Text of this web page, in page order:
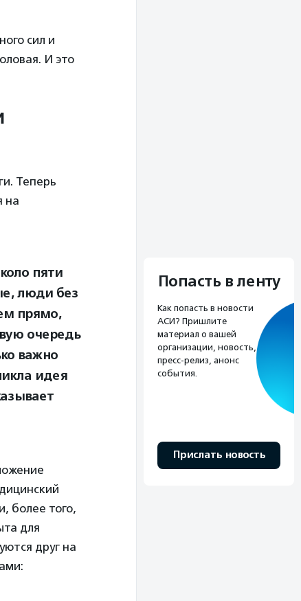
сил и
И это
Теперь
на
пяти
люди без
прямо,
очередь
важно
идея
более того,
для
друг на
Попасть в ленту
Как попасть в новости
АСИ? Пришлите
материал о вашей
организации, новость,
пресс-релиз, анонс
события.
Прислать новость